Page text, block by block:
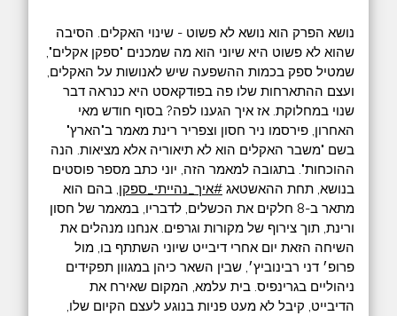
נושא הפרק הוא נושא לא פשוט - שינוי האקלים. הסיבה
שהוא לא פשוט היא שיוני הוא מה שמכנים "ספקן אקלים",
שמטיל ספק בכמות ההשפעה שיש לאנושות על האקלים,
ועצם ההתארחות שלו פה בפודקאסט היא כנראה דבר
שנוי במחלוקת. אז איך הגענו לפה? בסוף חודש מאי
האחרון, פירסמו ניר חסון וצפריר רינת מאמר ב"הארץ"
בשם "משבר האקלים הוא לא תיאוריה אלא מציאות. הנה
ההוכחות". בתגובה למאמר הזה, יוני כתב מספר פוסטים
בנושא, תחת ההאשטאג ‫ #‏איך_נהייתי_ספקן‬, בהם הוא
מתאר ב-8 חלקים את הכשלים, לדבריו, במאמר של חסון
ורינת, תוך צירוף של מקורות וגרפים. אנחנו מנהלים את
השיחה הזאת יום אחרי דיבייט שיוני השתתף בו, מול
פרופ׳ דני רבינוביץ׳, שבין השאר כיהן במגוון תפקידים
ניהוליים בגרינפיס. בית עלמא, המקום שאירח את
הדיבייט, קיבל לא מעט פניות בנוגע לעצם הקיום שלו,